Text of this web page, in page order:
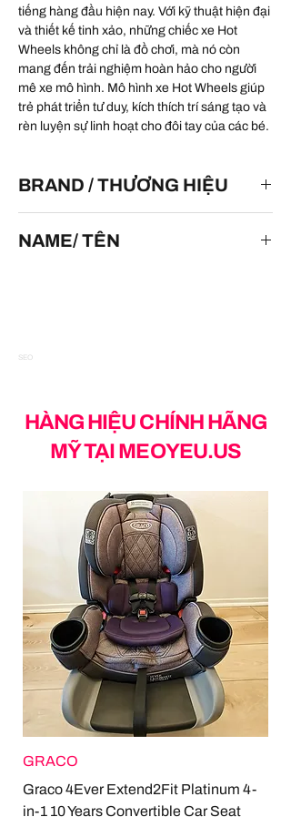
tiếng hàng đầu hiện nay. Với kỹ thuật hiện đại
và thiết kế tinh xảo, những chiếc xe Hot
Wheels không chỉ là đồ chơi, mà nó còn
mang đến trải nghiệm hoàn hảo cho người
mê xe mô hình. Mô hình xe Hot Wheels giúp
trẻ phát triển tư duy, kích thích trí sáng tạo và
rèn luyện sự linh hoạt cho đôi tay của các bé.
BRAND / THƯƠNG HIỆU
NAME/ TÊN
SEO
HÀNG HIỆU CHÍNH HÃNG
MỸ TẠI MEOYEU.US
GRACO
Graco 4Ever Extend2Fit Platinum 4-
in-1 10 Years Convertible Car Seat